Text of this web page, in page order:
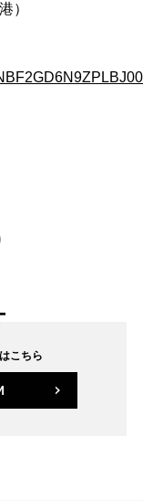
）
こちら